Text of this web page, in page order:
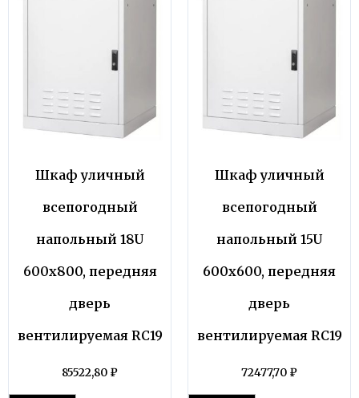
Шкаф уличный
всепогодный
напольный 18U
600х800, передняя
дверь
вентилируемая RC19
85522,80 ₽
Шкаф уличный
всепогодный
напольный 15U
600х600, передняя
дверь
вентилируемая RC19
72477,70 ₽